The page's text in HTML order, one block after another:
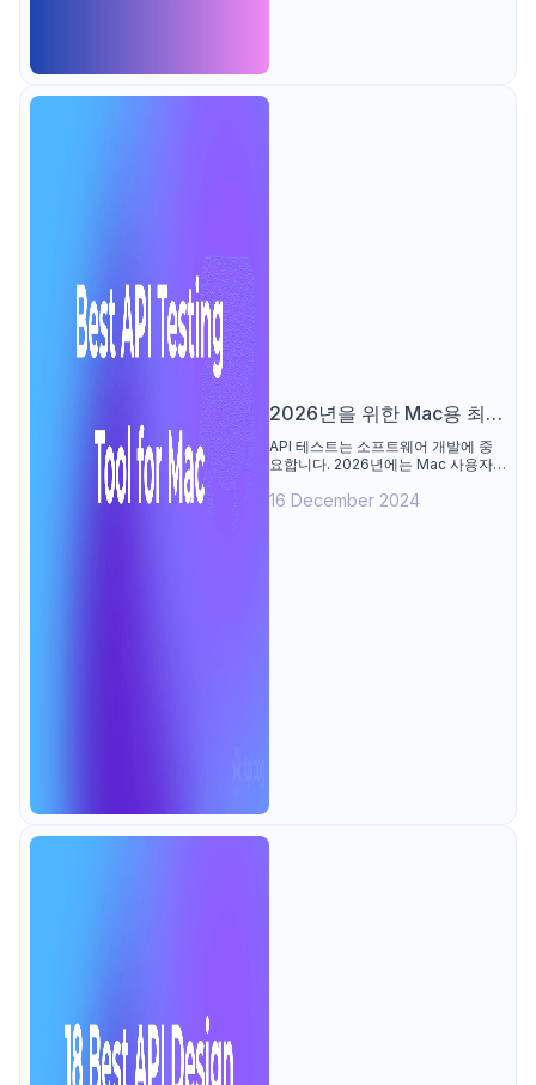
2026년을 위한 Mac용 최고
의 API 테스트 도구: 추천 목
록
API 테스트는 소프트웨어 개발에 중
요합니다. 2026년에는 Mac 사용자
최고의 도구에 접근할 수 있습니다. 이
16 December 2024